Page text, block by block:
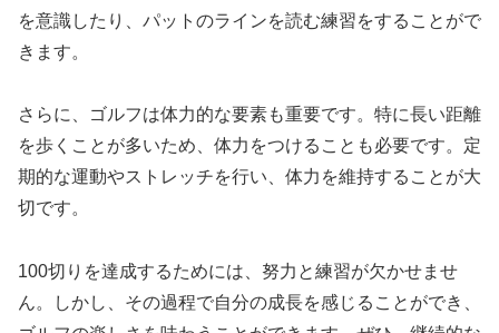
を意識したり、パットのラインを読む練習をすることがで
きます。
さらに、ゴルフは体力的な要素も重要です。特に長い距離
を歩くことが多いため、体力をつけることも必要です。定
期的な運動やストレッチを行い、体力を維持することが大
切です。
100切りを達成するためには、努力と練習が欠かせませ
ん。しかし、その過程で自分の成長を感じることができ、